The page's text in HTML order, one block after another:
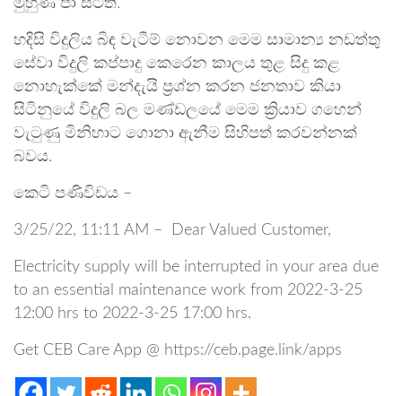
මුහුණ පා සිටිති.
හදිසි විදුලිය බිඳ වැටීම් නොවන මෙම සාමාන්‍ය නඩත්තු
සේවා විදුලි කප්පාදු කෙරෙන කාලය තුළ සිදු කළ
නොහැක්කේ මන්දැයි ප්‍රශ්න කරන ජනතාව කියා
සිටිනුයේ විදුලි බල මණ්ඩලයේ මෙම ක්‍රියාව ගහෙන්
වැටුණු මිනිහාට ගොනා ඇනීම සිහිපත් කරවන්නක්
බවය.
කෙටි පණිවිඩය –
3/25/22, 11:11 AM – Dear Valued Customer,
Electricity supply will be interrupted in your area due
to an essential maintenance work from 2022-3-25
12:00 hrs to 2022-3-25 17:00 hrs.
Get CEB Care App @ https://ceb.page.link/apps